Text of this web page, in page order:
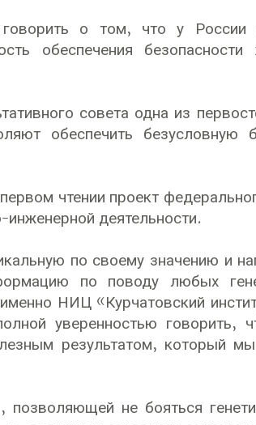
о том, что у России
обеспечения
совета одна из
обеспечить безусловную
чтении проект
деятельности.
по своему значению и
по поводу любых
НИЦ «Курчатовский
уверенностью говорить,
результатом, который
не бояться